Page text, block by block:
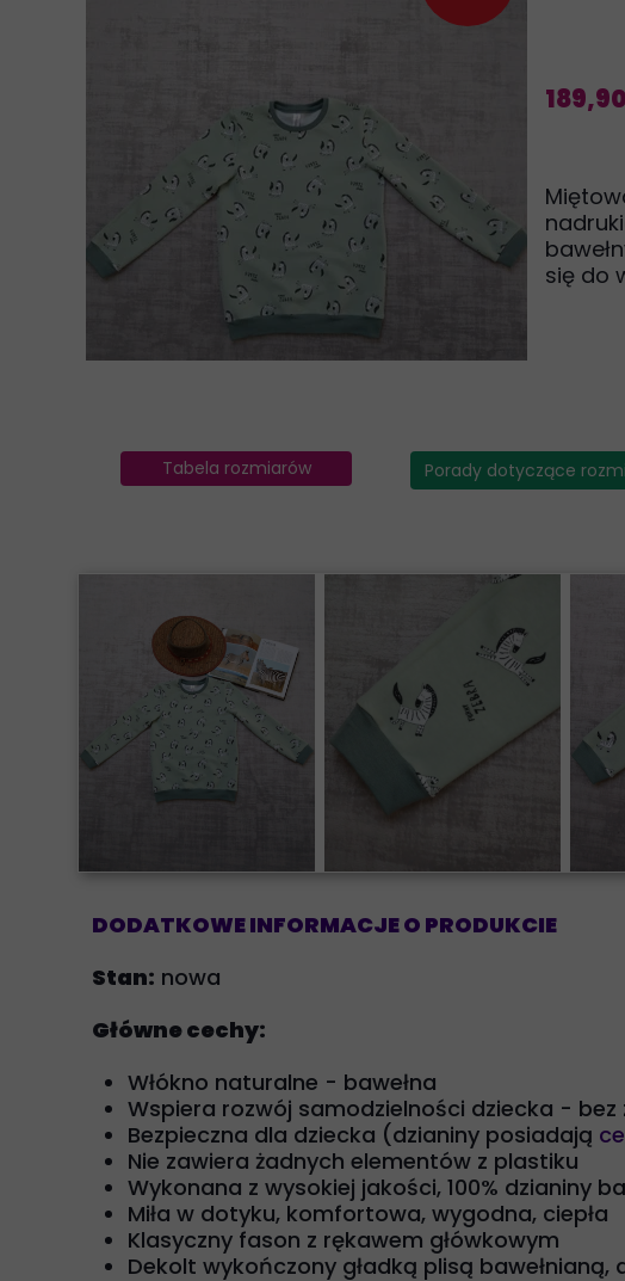
Spodnie
Spódnice
Sukienki
T-shirty
Kolekcje
Porady dotyczące
Tabela rozmiarów
się do
DODATKOWE INFORMACJE O PRODUKCIE
Stan: nowa
Główne cechy:
Włókno naturalne - bawełna
Wspiera rozwój samodzielności dziecka - bez
Bezpieczna dla dziecka (dzianiny posiadają
Nie zawiera żadnych elementów z plastiku
Wykonana z wysokiej jakości, 100% dzianiny
Miła w dotyku, komfortowa, wygodna, ciepła
Klasyczny fason z rękawem główkowym
Dekolt wykończony gładką plisą